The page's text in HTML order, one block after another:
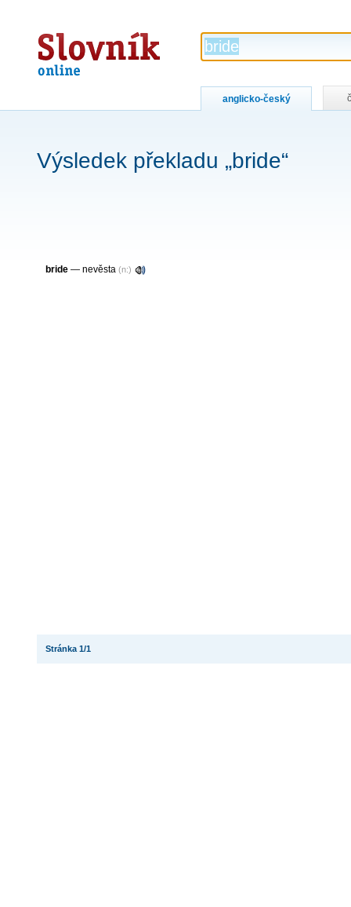
Slovník
online
anglicko-český
Výsledek překladu „bride“
bride — nevěsta (n:)
Stránka 1/1